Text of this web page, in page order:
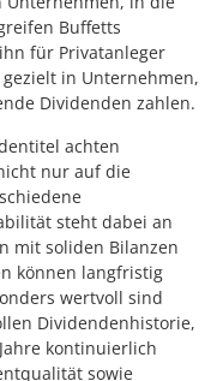
Buffetts
für Privatanleger
in Unternehmen,
Dividenden zahlen.
achten
nur auf die
steht dabei an
mit soliden Bilanzen
können langfristig
wertvoll sind
Dividendenhistorie,
kontinuierlich
sowie